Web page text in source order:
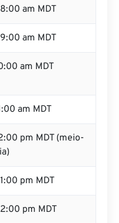
am MDT
am MDT
am MDT
am MDT
pm MDT (meio-
pm MDT
pm MDT